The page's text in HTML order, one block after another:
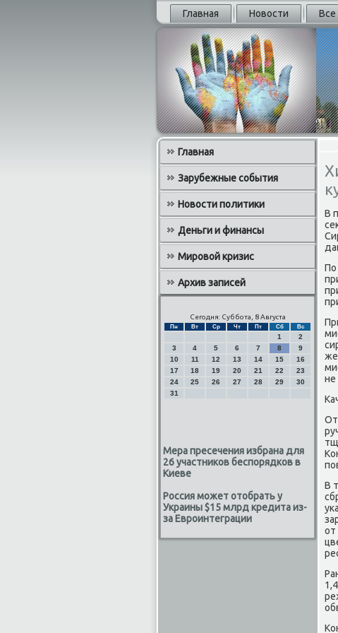
Главная Новости Все
Главная
Зарубежные события
Новости политики
Деньги и финансы
Мировой кризис
Архив записей
Сегодня: Суббота, 8 Августа
Пн Вт Ср Чт Пт Сб Вс
1
2
3
4 5 6 7 8
9
10
11 12 13 14 15
16
17
18 19 20 21 22
23
24
25 26 27 28 29
30
31
Мера пресечения избрана для
26 участников беспорядков в
Киеве
Россия может отобрать у
Украины $15 млрд кредита из-
за Евроинтеграции
В
По
не
В
от